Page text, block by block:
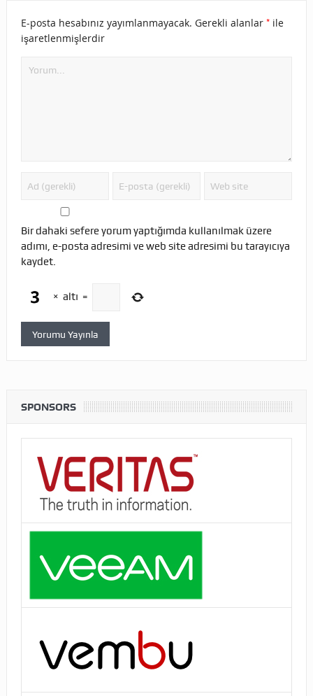
E-posta hesabınız yayımlanmayacak. Gerekli alanlar *ile
işaretlenmişlerdir
Bir dahaki sefere yorum yaptığımda kullanılmak üzere
adımı, e-posta adresimi ve web site adresimi bu tarayıcıya
kaydet.
× altı =
SPONSORS